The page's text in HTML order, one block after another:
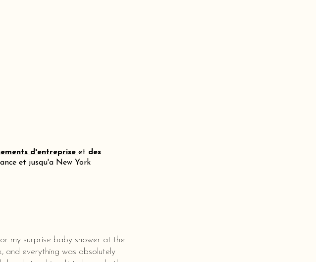
d'entreprise et des
et jusqu'a New York
my surprise baby shower at the
and everything was absolutely